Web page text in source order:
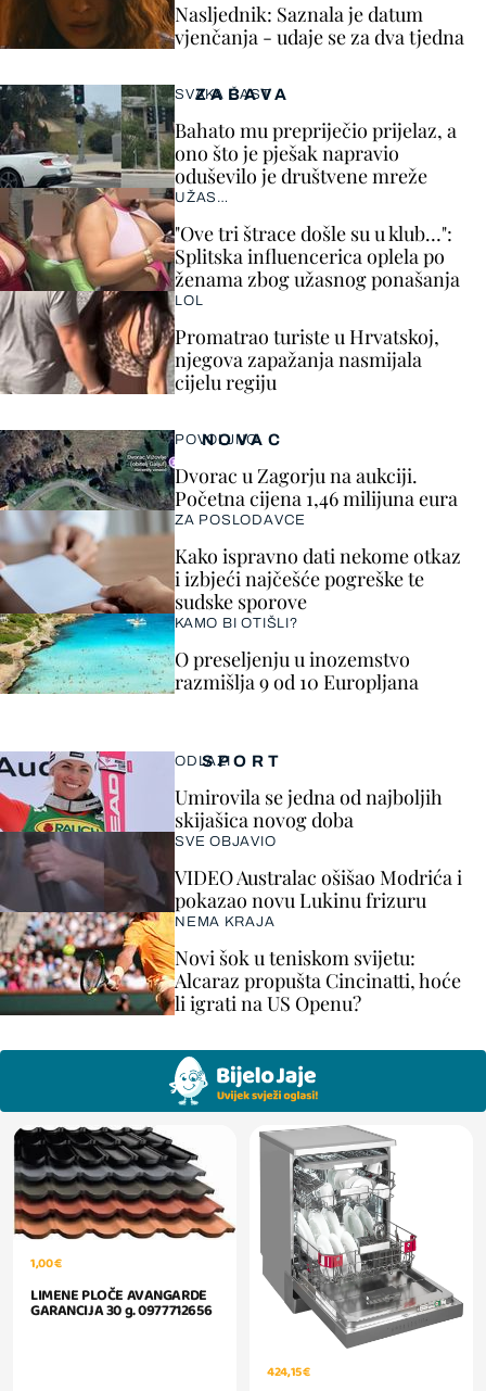
ZABAVA
SVAKA ČAST
Bahato mu prepriječio prijelaz, a
ono što je pješak napravio
oduševilo je društvene mreže
UŽAS…
"Ove tri štrace došle su u klub…":
Splitska influencerica oplela po
ženama zbog užasnog ponašanja
LOL
Promatrao turiste u Hrvatskoj,
njegova zapažanja nasmijala
cijelu regiju
SPORT
ODLAZI
Umirovila se jedna od najboljih
skijašica novog doba
SVE OBJAVIO
VIDEO Australac ošišao Modrića i
pokazao novu Lukinu frizuru
NEMA KRAJA
Novi šok u teniskom svijetu:
Alcaraz propušta Cincinatti, hoće
li igrati na US Openu?
Nasljednik: Saznala je datum
vjenčanja - udaje se za dva tjedna
NOVAC
POVOLJNO
Dvorac u Zagorju na aukciji.
Početna cijena 1,46 milijuna eura
ZA POSLODAVCE
Kako ispravno dati nekome otkaz
i izbjeći najčešće pogreške te
sudske sporove
KAMO BI OTIŠLI?
O preseljenju u inozemstvo
razmišlja 9 od 10 Europljana
1,00 €
LIMENE PLOČE AVANGARDE
GARANCIJA 30 g. 0977712656
424,15 €